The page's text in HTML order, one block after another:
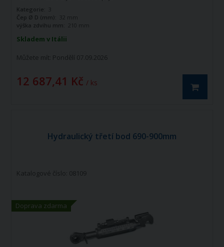
Skladem v Itálii
Můžete mít: Pondělí 07.09.2026
12 687,41 Kč / ks
Kategorie:
Čep Ø D (mm):
32 mm
výška zdvihu mm:
210 mm
Hydraulický třetí bod 690-900mm
Doprava zdarma
Katalogové číslo: 08109